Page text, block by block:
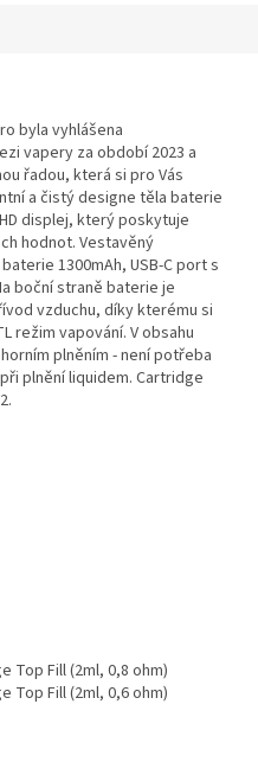
byla vyhlášena
vapery za období 2023 a
řadou, která si pro Vás
a čistý designe těla baterie
displej, který poskytuje
hodnot. Vestavěný
1300mAh, USB-C port s
boční straně baterie je
vzduchu, díky kterému si
režim vapování. V obsahu
plněním - není potřeba
plnění liquidem. Cartridge
Top Fill (2ml, 0,8 ohm)
Top Fill (2ml, 0,6 ohm)